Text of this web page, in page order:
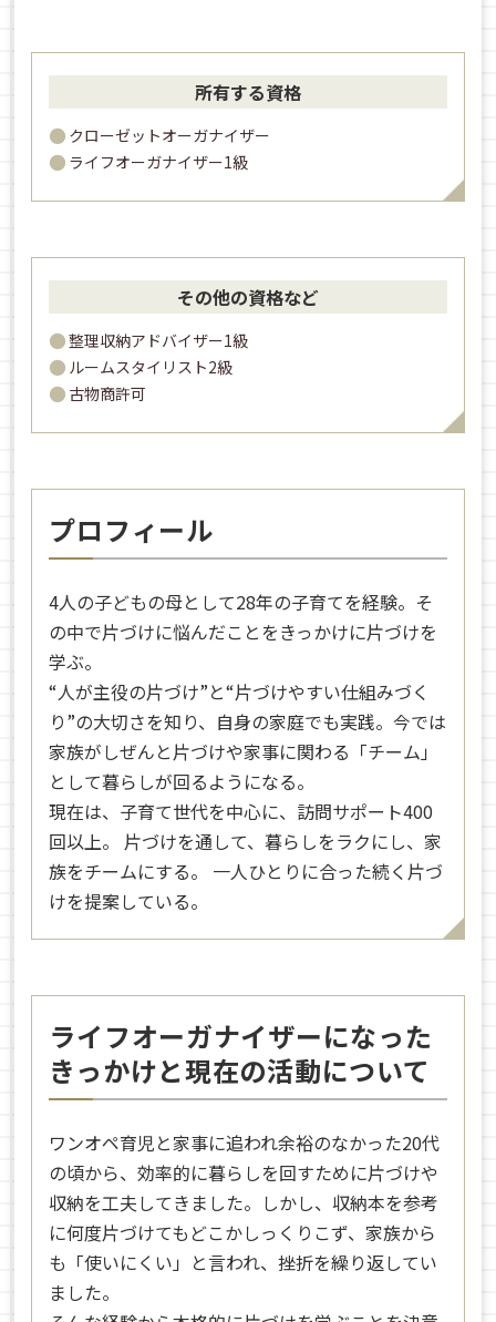
所有する資格
クローゼットオーガナイザー
ライフオーガナイザー1級
その他の資格など
整理収納アドバイザー1級
ルームスタイリスト2級
古物商許可
プロフィール
4人の子どもの母として28年の子育てを経験。そ
の中で片づけに悩んだことをきっかけに片づけを
学ぶ。
“人が主役の片づけ”と“片づけやすい仕組みづく
り”の大切さを知り、自身の家庭でも実践。今では
家族がしぜんと片づけや家事に関わる「チーム」
として暮らしが回るようになる。
現在は、子育て世代を中心に、訪問サポート400
回以上。 片づけを通して、暮らしをラクにし、家
族をチームにする。 一人ひとりに合った続く片づ
けを提案している。
ライフオーガナイザーになった
きっかけと現在の活動について
ワンオペ育児と家事に追われ余裕のなかった20代
の頃から、効率的に暮らしを回すために片づけや
収納を工夫してきました。しかし、収納本を参考
に何度片づけてもどこかしっくりこず、家族から
も「使いにくい」と言われ、挫折を繰り返してい
ました。